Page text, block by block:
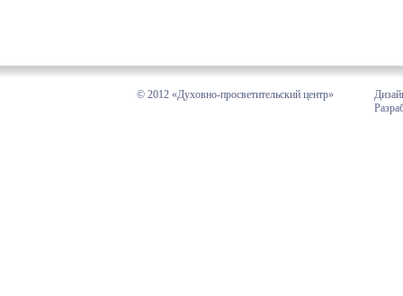
© 2012 «Духовно-просветительский центр»